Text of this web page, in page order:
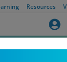
Resources